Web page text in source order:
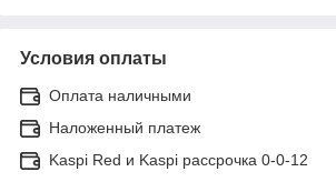
Условия оплаты
Оплата наличными
Наложенный платеж
Kaspi Red и Kaspi рассрочка 0-0-12